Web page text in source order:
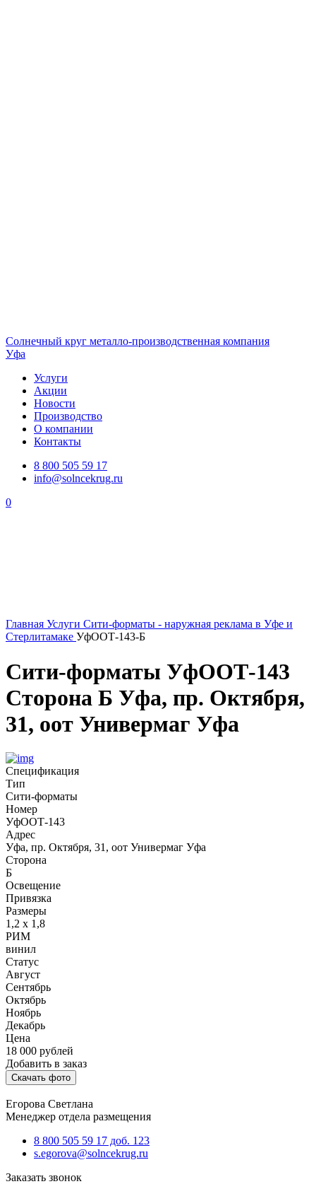
Солнечный круг металло-производственная компания
Уфа
Услуги
Акции
Новости
Производство
О компании
Контакты
8 800 505 59 17
info@solncekrug.ru
0
Главная Услуги Сити-форматы - наружная реклама в Уфе и
Стерлитамаке УфООТ-143-Б
Сити-форматы УфООТ-143
Сторона Б Уфа, пр. Октября,
31, оот Универмаг Уфа
Спецификация
Тип
Сити-форматы
Номер
УфООТ-143
Адрес
Уфа, пр. Октября, 31, оот Универмаг Уфа
Сторона
Б
Освещение
Привязка
Размеры
1,2 х 1,8
РИМ
винил
Статус
Август
Сентябрь
Октябрь
Ноябрь
Декабрь
Цена
18 000 рублей
Добавить в заказ
Скачать фото
Егорова Светлана
Менеджер отдела размещения
8 800 505 59 17 доб. 123
s.egorova@solncekrug.ru
Заказать звонок